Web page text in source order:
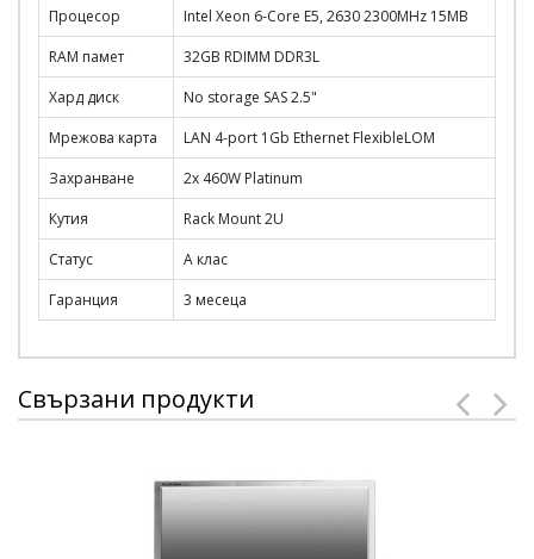
Процесор
Intel Xeon 6-Core E5, 2630 2300MHz 15MB
RAM памет
32GB RDIMM DDR3L
Хард диск
No storage SAS 2.5"
Мрежова карта
LAN 4-port 1Gb Ethernet FlexibleLOM
Захранване
2x 460W Platinum
Кутия
Rack Mount 2U
Статус
A клас
Гаранция
3 месеца
Свързани продукти